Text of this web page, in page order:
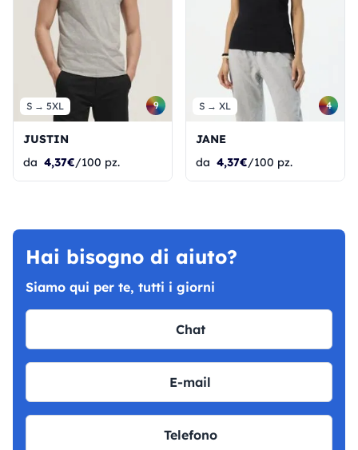
S → 5XL 9
JUSTIN
da 4,37€/100 pz.
S → XL 4
JANE
da 4,37€/100 pz.
Hai bisogno di aiuto?
Siamo qui per te, tutti i giorni
Chat
E-mail
Telefono